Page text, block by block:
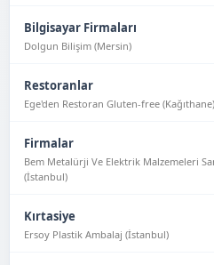
Bilgisayar Firmaları
Dolgun Bilişim (Mersin)
Restoranlar
Ege'den Restoran Gluten-free (Kağıthane)
Firmalar
Bem Metalürji Ve Elektrik Malzemeleri
(İstanbul)
Kırtasiye
Ersoy Plastik Ambalaj (İstanbul)